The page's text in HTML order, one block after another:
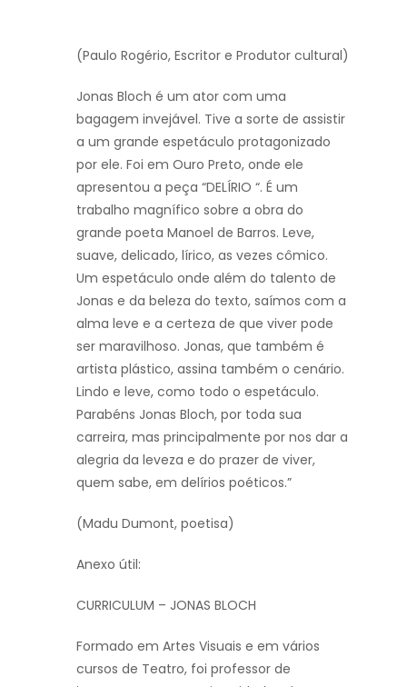
(Paulo Rogério, Escritor e Produtor cultural)
Jonas Bloch é um ator com uma
bagagem invejável. Tive a sorte de assistir
a um grande espetáculo protagonizado
por ele. Foi em Ouro Preto, onde ele
apresentou a peça “DELÍRIO “. É um
trabalho magnífico sobre a obra do
grande poeta Manoel de Barros. Leve,
suave, delicado, lírico, as vezes cômico.
Um espetáculo onde além do talento de
Jonas e da beleza do texto, saímos com a
alma leve e a certeza de que viver pode
ser maravilhoso. Jonas, que também é
artista plástico, assina também o cenário.
Lindo e leve, como todo o espetáculo.
Parabéns Jonas Bloch, por toda sua
carreira, mas principalmente por nos dar a
alegria da leveza e do prazer de viver,
quem sabe, em delírios poéticos.”
(Madu Dumont, poetisa)
Anexo útil:
CURRICULUM – JONAS BLOCH
Formado em Artes Visuais e em vários
cursos de Teatro, foi professor de